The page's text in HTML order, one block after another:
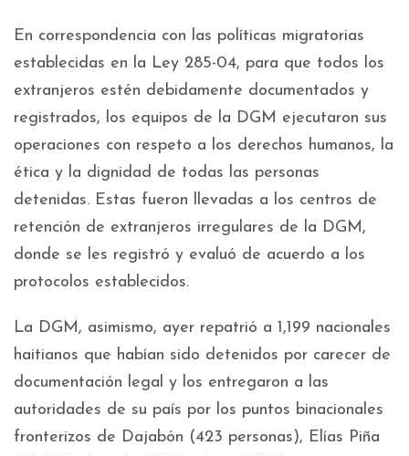
En correspondencia con las políticas migratorias
establecidas en la Ley 285-04, para que todos los
extranjeros estén debidamente documentados y
registrados, los equipos de la DGM ejecutaron sus
operaciones con respeto a los derechos humanos, la
ética y la dignidad de todas las personas
detenidas. Estas fueron llevadas a los centros de
retención de extranjeros irregulares de la DGM,
donde se les registró y evaluó de acuerdo a los
protocolos establecidos.
La DGM, asimismo, ayer repatrió a 1,199 nacionales
haitianos que habían sido detenidos por carecer de
documentación legal y los entregaron a las
autoridades de su país por los puntos binacionales
fronterizos de Dajabón (423 personas), Elías Piña